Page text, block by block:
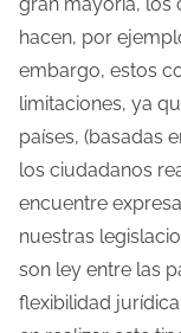
hacen, por
embargo, estos
limitaciones, ya
países, (basadas
los ciudadanos
encuentre
nuestras
son ley entre las
flexibilidad